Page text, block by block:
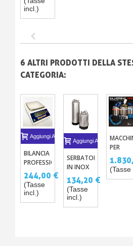
PLASTICA
incl.)
6 ALTRI PRODOTTI DELLA
CATEGORIA:
Aggiungi Al Carrello
BILANCIA
PROFESSIONALE
AD ALTA
PRECISIONE
3 KG
244,00 €
(Tasse
incl.)
Aggiungi Al Carrello
SERBATOI
IN INOX
9L
134,20 €
(Tasse
incl.)
PER
CROMO.
(Tasse